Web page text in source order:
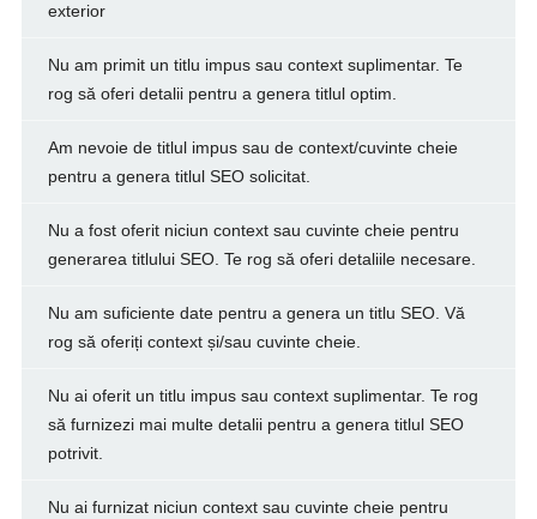
exterior
Nu am primit un titlu impus sau context suplimentar. Te
rog să oferi detalii pentru a genera titlul optim.
Am nevoie de titlul impus sau de context/cuvinte cheie
pentru a genera titlul SEO solicitat.
Nu a fost oferit niciun context sau cuvinte cheie pentru
generarea titlului SEO. Te rog să oferi detaliile necesare.
Nu am suficiente date pentru a genera un titlu SEO. Vă
rog să oferiți context și/sau cuvinte cheie.
Nu ai oferit un titlu impus sau context suplimentar. Te rog
să furnizezi mai multe detalii pentru a genera titlul SEO
potrivit.
Nu ai furnizat niciun context sau cuvinte cheie pentru